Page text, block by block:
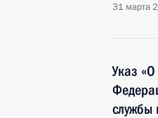
31 марта
Указ
службы